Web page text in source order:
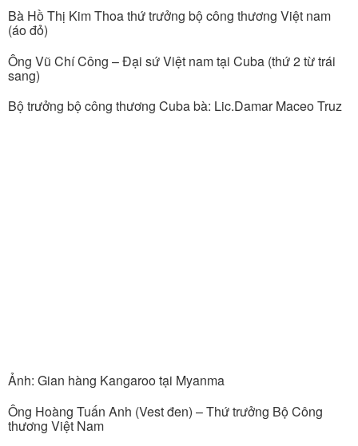
Bà Hồ Thị Kim Thoa thứ trưởng bộ công thương Việt nam
(áo đỏ)
Ông Vũ Chí Công – Đại sứ Việt nam tại Cuba (thứ 2 từ trái
sang)
Bộ trưởng bộ công thương Cuba bà: Lic.Damar Maceo Truz
Ảnh: Gian hàng Kangaroo tại Myanma
Ông Hoàng Tuấn Anh (Vest đen) – Thứ trưởng Bộ Công
thương Việt Nam